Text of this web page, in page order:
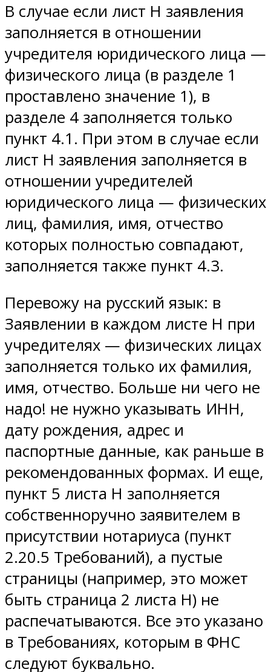
В случае если лист Н заявления
заполняется в отношении
учредителя юридического лица —
физического лица (в разделе 1
проставлено значение 1), в
разделе 4 заполняется только
пункт 4.1. При этом в случае если
лист Н заявления заполняется в
отношении учредителей
юридического лица — физических
лиц, фамилия, имя, отчество
которых полностью совпадают,
заполняется также пункт 4.3.
Перевожу на русский язык: в
Заявлении в каждом листе Н при
учредителях — физических лицах
заполняется только их фамилия,
имя, отчество. Больше ни чего не
надо! не нужно указывать ИНН,
дату рождения, адрес и
паспортные данные, как раньше в
рекомендованных формах. И еще,
пункт 5 листа Н заполняется
собственноручно заявителем в
присутствии нотариуса (пункт
2.20.5 Требований), а пустые
страницы (например, это может
быть страница 2 листа Н) не
распечатываются. Все это указано
в Требованиях, которым в ФНС
следуют буквально.